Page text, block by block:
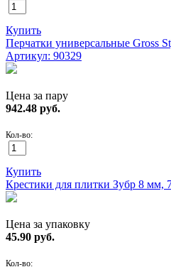
Купить
Перчатки универсальные Gross
Артикул: 90329
Цена за пару
942.48 руб.
Кол-во:
Купить
Крестики для плитки Зубр 8 мм,
Цена за упаковку
45.90 руб.
Кол-во: